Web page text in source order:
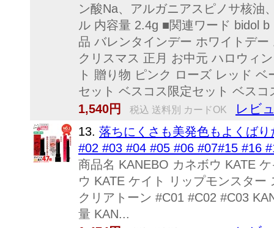
ン酸Na、アルガニアスピノサ核油
ル 内容量 2.4g ■関連ワード bidol
品 バレンタインデー ホワイトデ
クリスマス 正月 お中元 ハロウィ
ト 贈り物 ピンク ローズ レッド
セット ベスコス限定セット ベス
1,540円
税込 送料別 カードOK レビ
13. 落ちにくさも美発色もよくば
#02 #03 #04 #05 #06 #07#15 #16
商品名 KANEBO カネボウ KATE
ウ KATE ケイト リップモンスタ
クリアトーン #C01 #C02 #C03
量 KAN...